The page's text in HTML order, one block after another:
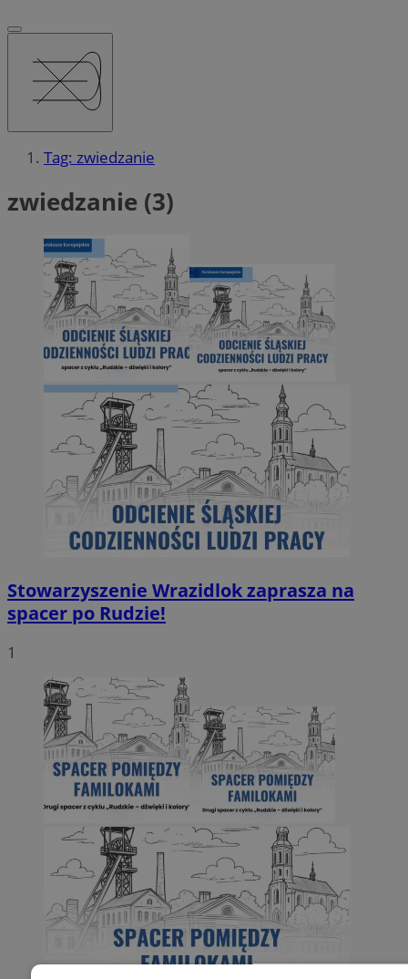
Tag: zwiedzanie
zwiedzanie (3)
Stowarzyszenie Wrazidlok zaprasza na
spacer po Rudzie!
1